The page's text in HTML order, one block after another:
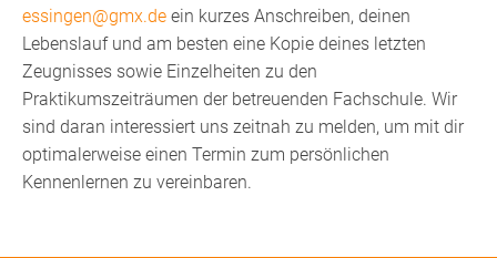
essingen@gmx.de ein kurzes Anschreiben, deinen
Lebenslauf und am besten eine Kopie deines letzten
Zeugnisses sowie Einzelheiten zu den
Praktikumszeiträumen der betreuenden Fachschule. Wir
sind daran interessiert uns zeitnah zu melden, um mit dir
optimalerweise einen Termin zum persönlichen
Kennenlernen zu vereinbaren.